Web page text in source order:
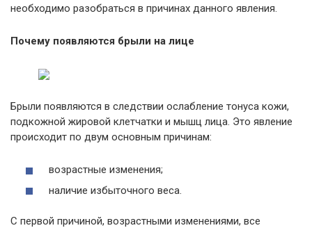
необходимо разобраться в причинах данного явления.
Почему появляются брыли на лице
Брыли появляются в следствии ослабление тонуса кожи,
подкожной жировой клетчатки и мышц лица. Это явление
происходит по двум основным причинам:
возрастные изменения;
наличие избыточного веса.
С первой причиной, возрастными изменениями, все